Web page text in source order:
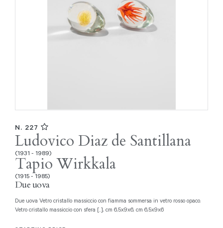
N. 227
Ludovico Diaz de Santillana
(1931 - 1989)
Tapio Wirkkala
(1915 - 1985)
Due uova
Due uova Vetro cristallo massiccio con fiamma sommersa in vetro rosso opaco.
Vetro cristallo massiccio con sfera [..], cm 6,5x9x6, cm 6,5x9x6